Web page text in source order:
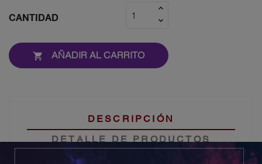
CANTIDAD
 AÑADIR AL CARRITO
DESCRIPCIÓN
DETALLE DE PRODUCTOS